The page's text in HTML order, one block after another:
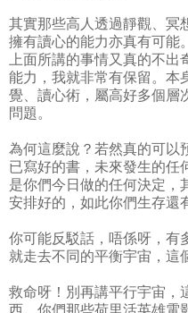
其實那些高人透過靜觀、冥
擁有讀心的能力亦真有可能
上面所講的事情又真的不
能力，我就非常有保留。本
覺、讀心術，屬高好多個層
問題。
為何這麼說？若然真的可以
已寫好的書，未來發生的任
是你們今日做的任何決定，
安排好的，如此你們生存還
你可能反駁話，唔係呀，有
就走去不同的平衡宇宙，這
救命呀！別再講平行宇宙，
西。你們那些荷里活英雄電